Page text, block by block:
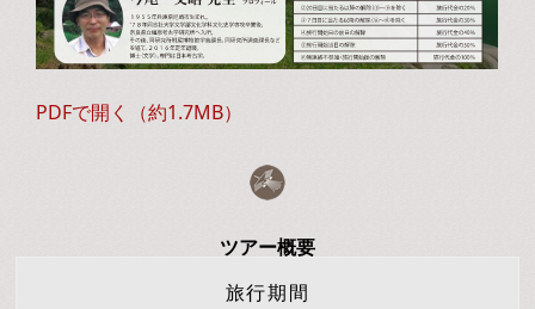
PDFで開く（約1.7MB）
ツアー概要
旅行期間